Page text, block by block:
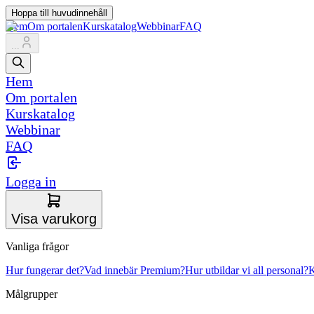
Hoppa till huvudinnehåll
HemOm portalenKurskatalogWebbinarFAQ
...
Hem
Om portalen
Kurskatalog
Webbinar
FAQ
Logga in
Visa varukorg
Vanliga frågor
Hur fungerar det?Vad innebär Premium?Hur utbildar vi all personal?
Målgrupper